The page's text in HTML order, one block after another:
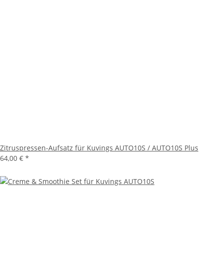
Zitruspressen-Aufsatz für Kuvings AUTO10S / AUTO10S Plus
64,00 € *